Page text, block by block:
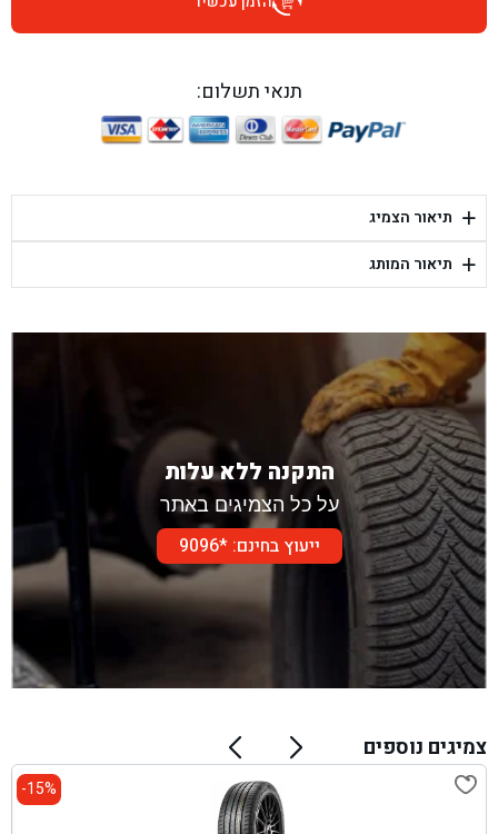
בן גל - היובלים 26, הוד השרון - הוד השרון
בן גל - יפת 88, תל אביב יפו - תל אביב
בן גל - דור אלון הר טוב - בית שמש
תנאי תשלום:
+ תיאור הצמיג
+ תיאור המותג
התקנה ללא עלות
על כל הצמיגים באתר
ייעוץ בחינם: *9096
צמיגים נוספים
15%-